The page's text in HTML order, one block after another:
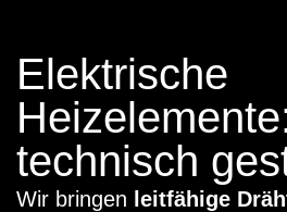
Elektrische
technisch
Wir bringen leitfähige